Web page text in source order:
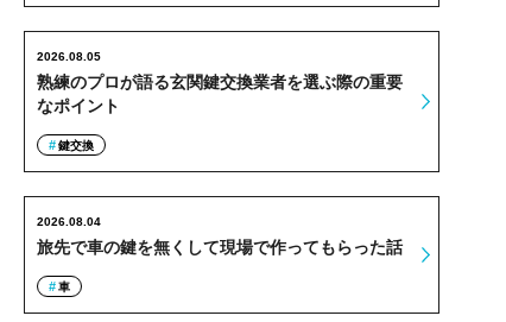
熟練のプロが語る玄関鍵交換業者を選ぶ際の重要
なポイント
2026.08.05
鍵交換
旅先で車の鍵を無くして現場で作ってもらった話
2026.08.04
車